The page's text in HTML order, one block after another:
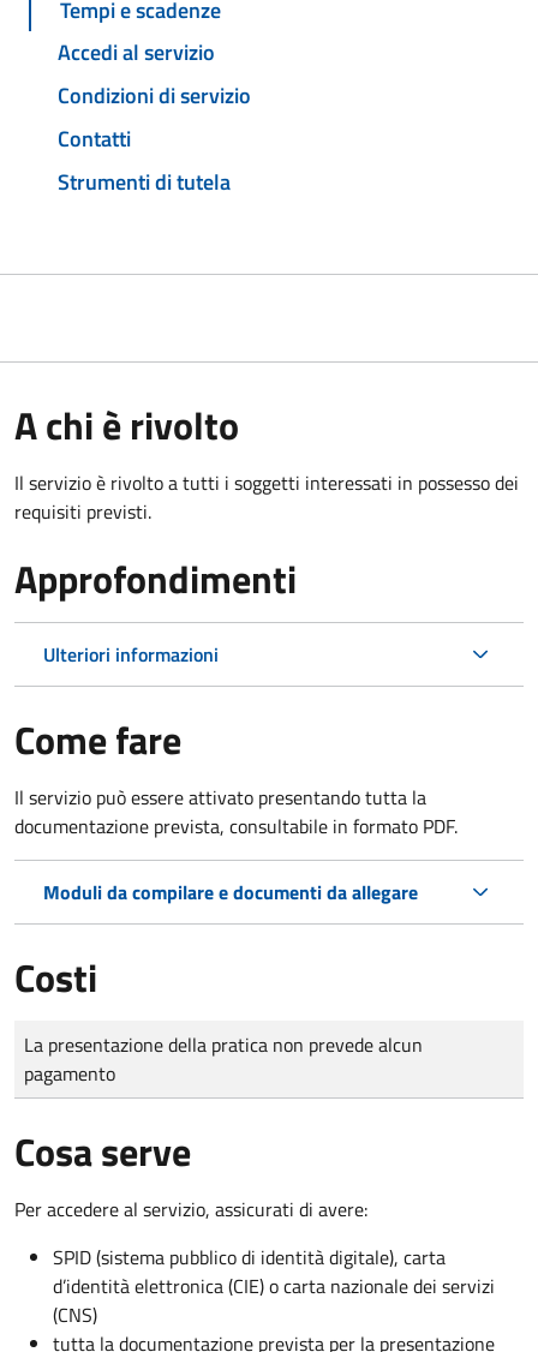
Tempi e scadenze
Accedi al servizio
Condizioni di servizio
Contatti
Strumenti di tutela
A chi è rivolto
Il servizio è rivolto a tutti i soggetti interessati in possesso dei
requisiti previsti.
Approfondimenti
Ulteriori informazioni
Come fare
Il servizio può essere attivato presentando tutta la
documentazione prevista, consultabile in formato PDF.
Moduli da compilare e documenti da allegare
Costi
Tipo di pagamento
Importo
La presentazione della pratica non prevede alcun
pagamento
Cosa serve
Per accedere al servizio, assicurati di avere:
SPID (sistema pubblico di identità digitale), carta
d’identità elettronica (CIE) o carta nazionale dei servizi
(CNS)
tutta la documentazione prevista per la presentazione